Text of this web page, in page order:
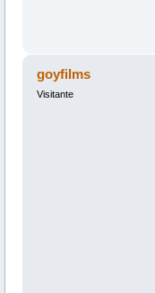
goyfilms
Visitante